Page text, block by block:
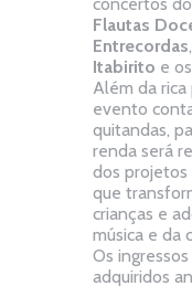
Flautas
Entrecordas
Itabirito e os
Além da rica
evento
quitandas,
renda será
dos projetos
que
crianças e
música e da
Os
adquiridos